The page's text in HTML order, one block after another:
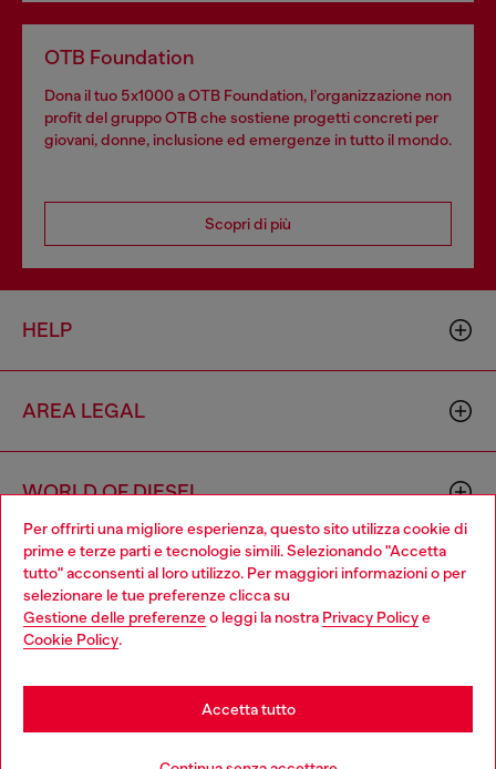
Per offrirti una migliore esperienza, questo sito utilizza cookie di
prime e terze parti e tecnologie simili. Selezionando "Accetta
tutto" acconsenti al loro utilizzo. Per maggiori informazioni o per
selezionare le tue preferenze clicca su
Gestione delle preferenzeo leggi la nostra Privacy Policye
Cookie Policy.
Accetta tutto
OTB Foundation
Dona il tuo 5x1000 a OTB Foundation, l’organizzazione non
profit del gruppo OTB che sostiene progetti concreti per
giovani, donne, inclusione ed emergenze in tutto il mondo.
Scopri di più
HELP
AREA LEGAL
WORLD OF DIESEL
CORPORATE
Choose your location
You are currently browsing Italia website, but it seems you may
be based in United States